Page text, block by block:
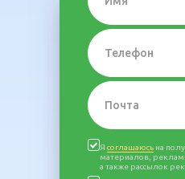
Я соглашаюсь на
материалов,
а также рассылок